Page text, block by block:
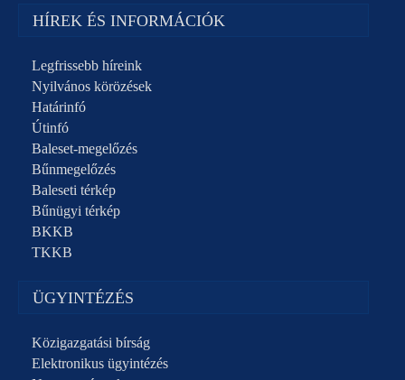
HÍREK ÉS INFORMÁCIÓK
Legfrissebb híreink
Nyilvános körözések
Határinfó
Útinfó
Baleset-megelőzés
Bűnmegelőzés
Baleseti térkép
Bűnügyi térkép
BKKB
TKKB
ÜGYINTÉZÉS
Közigazgatási bírság
Elektronikus ügyintézés